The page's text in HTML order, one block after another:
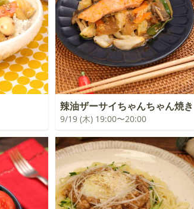
辣油ザーサイちゃんちゃん焼き
9/19 (木) 19:00〜20:00